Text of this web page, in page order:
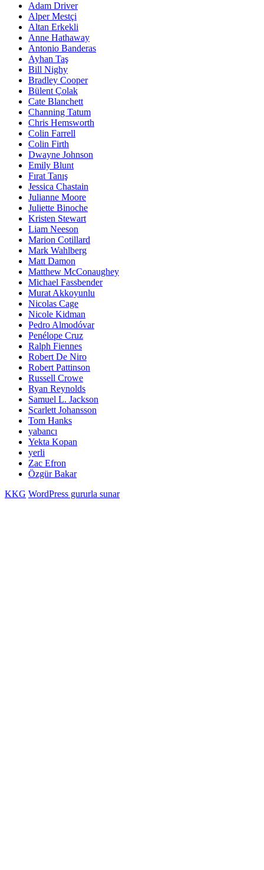
Adam Driver
Alper Mestçi
Altan Erkekli
Anne Hathaway
Antonio Banderas
Ayhan Taş
Bill Nighy
Bradley Cooper
Bülent Çolak
Cate Blanchett
Channing Tatum
Chris Hemsworth
Colin Farrell
Colin Firth
Dwayne Johnson
Emily Blunt
Fırat Tanış
Jessica Chastain
Julianne Moore
Juliette Binoche
Kristen Stewart
Liam Neeson
Marion Cotillard
Mark Wahlberg
Matt Damon
Matthew McConaughey
Michael Fassbender
Murat Akkoyunlu
Nicolas Cage
Nicole Kidman
Pedro Almodóvar
Penélope Cruz
Ralph Fiennes
Robert De Niro
Robert Pattinson
Russell Crowe
Ryan Reynolds
Samuel L. Jackson
Scarlett Johansson
Tom Hanks
yabancı
Yekta Kopan
yerli
Zac Efron
Özgür Bakar
KKG WordPress gururla sunar